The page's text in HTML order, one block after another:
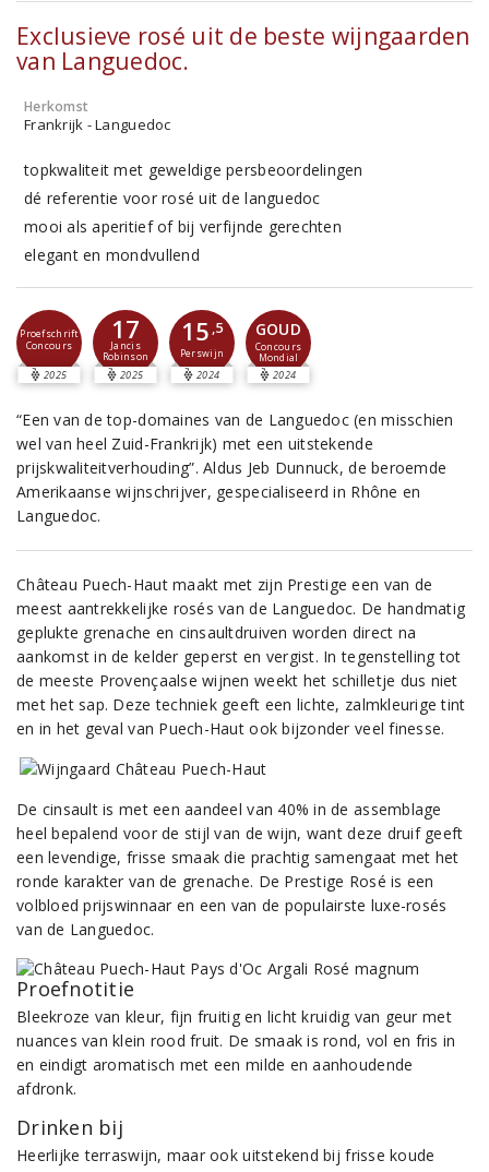
Exclusieve rosé uit de beste wijngaarden
van Languedoc.
Herkomst
Frankrijk - Languedoc
topkwaliteit met geweldige persbeoordelingen
dé referentie voor rosé uit de languedoc
mooi als aperitief of bij verfijnde gerechten
elegant en mondvullend
Proefschrift
Concours
2025
17
Jancis
Robinson
2025
15 ,5
Perswijn
2024
GOUD
Concours
Mondial
2024
“Een van de top-domaines van de Languedoc (en misschien
wel van heel Zuid-Frankrijk) met een uitstekende
prijskwaliteitverhouding”. Aldus Jeb Dunnuck, de beroemde
Amerikaanse wijnschrijver, gespecialiseerd in Rhône en
Languedoc.
Château Puech-Haut maakt met zijn Prestige een van de
meest aantrekkelijke rosés van de Languedoc. De handmatig
geplukte grenache en cinsaultdruiven worden direct na
aankomst in de kelder geperst en vergist. In tegenstelling tot
de meeste Provençaalse wijnen weekt het schilletje dus niet
met het sap. Deze techniek geeft een lichte, zalmkleurige tint
en in het geval van Puech-Haut ook bijzonder veel finesse.
De cinsault is met een aandeel van 40% in de assemblage
heel bepalend voor de stijl van de wijn, want deze druif geeft
een levendige, frisse smaak die prachtig samengaat met het
ronde karakter van de grenache. De Prestige Rosé is een
volbloed prijswinnaar en een van de populairste luxe-rosés
van de Languedoc.
Proefnotitie
Bleekroze van kleur, fijn fruitig en licht kruidig van geur met
nuances van klein rood fruit. De smaak is rond, vol en fris in
en eindigt aromatisch met een milde en aanhoudende
afdronk.
Drinken bij
Heerlijke terraswijn, maar ook uitstekend bij frisse koude